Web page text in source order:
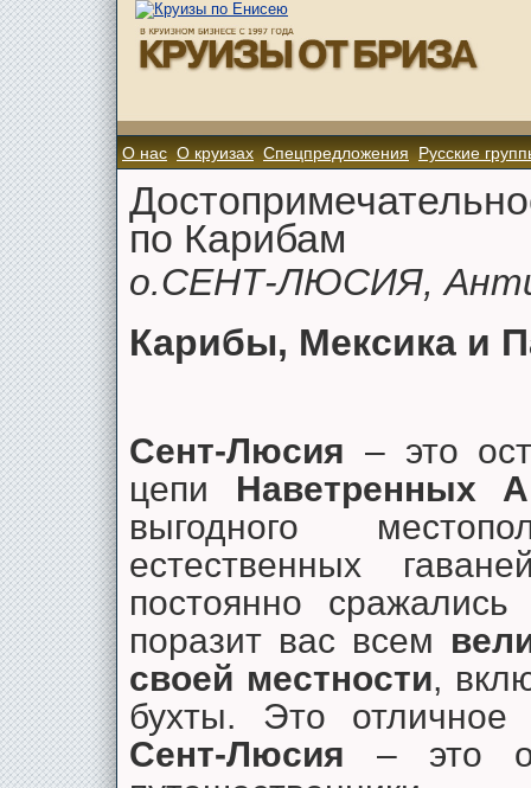
О нас О круизах Спецпредложения Русские
по Карибам
о.СЕНТ-ЛЮСИЯ,
Карибы, Мексика и
Сент-Люсия – это
цепи Наветренных
выгодного
естественных
постоянно
поразит вас всем
своей местности,
бухты. Это
Сент-Люсия – это